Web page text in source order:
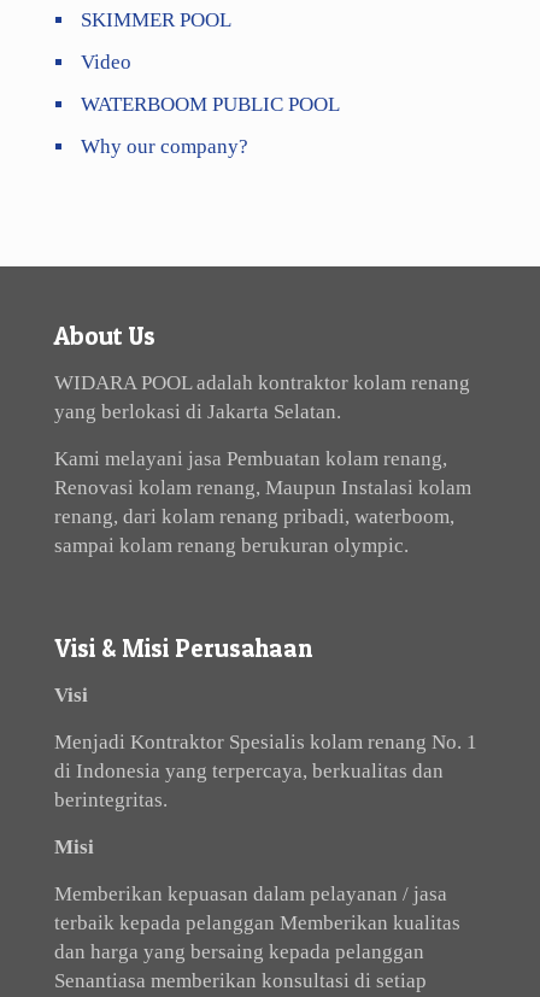
SKIMMER POOL
Video
WATERBOOM PUBLIC POOL
Why our company?
About Us
WIDARA POOL adalah kontraktor kolam renang
yang berlokasi di Jakarta Selatan.
Kami melayani jasa Pembuatan kolam renang,
Renovasi kolam renang, Maupun Instalasi kolam
renang, dari kolam renang pribadi, waterboom,
sampai kolam renang berukuran olympic.
Visi & Misi Perusahaan
Visi
Menjadi Kontraktor Spesialis kolam renang No. 1
di Indonesia yang terpercaya, berkualitas dan
berintegritas.
Misi
Memberikan kepuasan dalam pelayanan / jasa
terbaik kepada pelanggan Memberikan kualitas
dan harga yang bersaing kepada pelanggan
Senantiasa memberikan konsultasi di setiap